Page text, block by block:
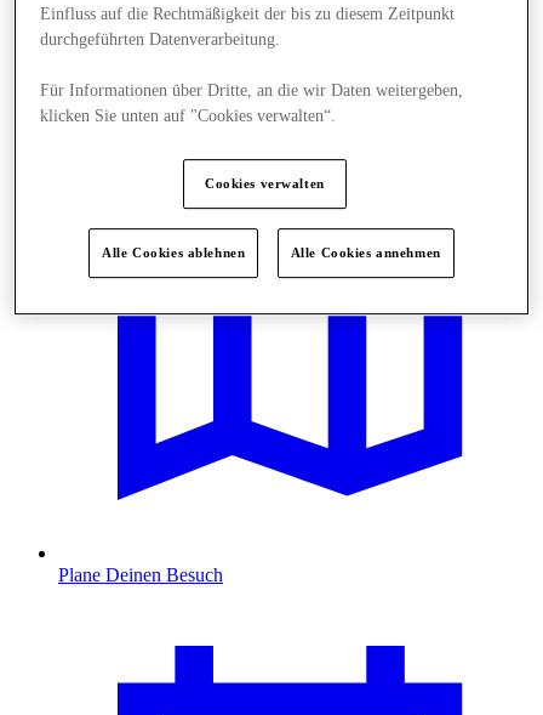
Plane Deinen Besuch
Einfluss auf die Rechtmäßigkeit der bis zu diesem Zeitpunkt
durchgeführten Datenverarbeitung.
Für Informationen über Dritte, an die wir Daten weitergeben,
klicken Sie unten auf "Cookies verwalten“.
Cookies verwalten
Alle Cookies ablehnen Alle Cookies annehmen